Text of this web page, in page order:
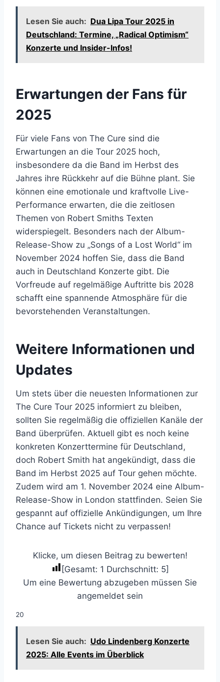
Lesen Sie auch: Dua Lipa Tour 2025 in
Deutschland: Termine, „Radical Optimism“
Konzerte und Insider-Infos!
Erwartungen der Fans für
2025
Für viele Fans von The Cure sind die
Erwartungen an die Tour 2025 hoch,
insbesondere da die Band im Herbst des
Jahres ihre Rückkehr auf die Bühne plant. Sie
können eine emotionale und kraftvolle Live-
Performance erwarten, die die zeitlosen
Themen von Robert Smiths Texten
widerspiegelt. Besonders nach der Album-
Release-Show zu „Songs of a Lost World“ im
November 2024 hoffen Sie, dass die Band
auch in Deutschland Konzerte gibt. Die
Vorfreude auf regelmäßige Auftritte bis 2028
schafft eine spannende Atmosphäre für die
bevorstehenden Veranstaltungen.
Weitere Informationen und
Updates
Um stets über die neuesten Informationen zur
The Cure Tour 2025 informiert zu bleiben,
sollten Sie regelmäßig die offiziellen Kanäle der
Band überprüfen. Aktuell gibt es noch keine
konkreten Konzerttermine für Deutschland,
doch Robert Smith hat angekündigt, dass die
Band im Herbst 2025 auf Tour gehen möchte.
Zudem wird am 1. November 2024 eine Album-
Release-Show in London stattfinden. Seien Sie
gespannt auf offizielle Ankündigungen, um Ihre
Chance auf Tickets nicht zu verpassen!
Klicke, um diesen Beitrag zu bewerten!
[Gesamt: 1 Durchschnitt: 5]
Um eine Bewertung abzugeben müssen Sie
angemeldet sein
20
Lesen Sie auch: Udo Lindenberg Konzerte
2025: Alle Events im Überblick